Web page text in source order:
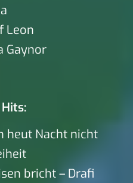
Leon
Gaynor
heut Nacht nicht
bricht – Drafi